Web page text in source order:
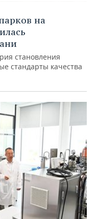
на
становления
стандарты качества